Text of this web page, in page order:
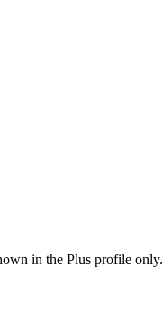
in the Plus profile only.